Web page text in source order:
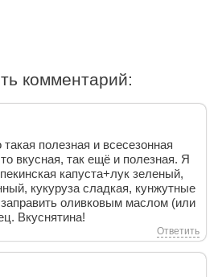
комментарий:
полезная и всесезонная
вкусная, так ещё и полезная. Я
капуста+лук зеленый,
кукуруза сладкая, кунжутные
оливковым маслом (или
Вкуснятина!
Ответить